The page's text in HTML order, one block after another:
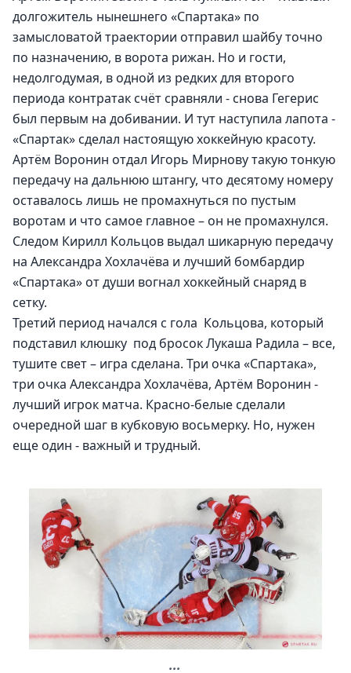
долгожитель нынешнего «Спартака» по
замысловатой траектории отправил шайбу точно
по назначению, в ворота рижан. Но и гости,
недолгодумая, в одной из редких для второго
периода контратак счёт сравняли - снова Гегерис
был первым на добивании. И тут наступила лапота -
«Спартак» сделал настоящую хоккейную красоту.
Артём Воронин отдал Игорь Мирнову такую тонкую
передачу на дальнюю штангу, что десятому номеру
оставалось лишь не промахнуться по пустым
воротам и что самое главное – он не промахнулся.
Следом Кирилл Кольцов выдал шикарную передачу
на Александра Хохлачёва и лучший бомбардир
«Спартака» от души вогнал хоккейный снаряд в
сетку.
Третий период начался с гола  Кольцова, который
подставил клюшку  под бросок Лукаша Радила – все,
тушите свет – игра сделана. Три очка «Спартака»,
три очка Александра Хохлачёва, Артём Воронин -
лучший игрок матча. Красно-белые сделали
очередной шаг в кубковую восьмерку. Но, нужен
еще один - важный и трудный.
...